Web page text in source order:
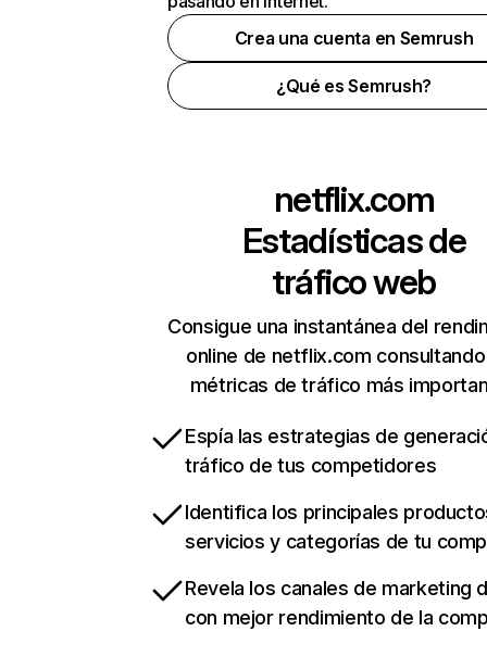
Crea una cuenta en Semrush
¿Qué es Semrush?
netflix.com
Estadísticas de
tráfico web
Consigue una instantánea del
online de netflix.com
métricas de tráfico más
Espía las estrategias de
tráfico de tus competidores
Identifica los principales
servicios y categorías de tu
Revela los canales de marketing
con mejor rendimiento de la